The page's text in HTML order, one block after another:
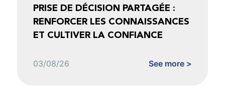
PRISE DE DÉCISION PARTAGÉE :
RENFORCER LES CONNAISSANCES
ET CULTIVER LA CONFIANCE
03/08/26 See more >